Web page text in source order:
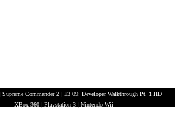
|Supreme Commander 2 |E3 09: Developer Walkthrough Pt. 1 HD
XBox 360 |Playstation 3 |Nintendo Wii